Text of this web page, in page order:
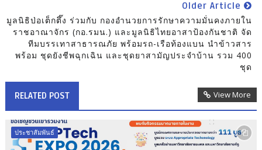
Older Article
มูลนิธิป่อเต็กตึ๊ง ร่วมกับ กองอำนวยการรักษาความมั่นคงภายใน
ราชอาณาจักร (กอ.รมน.) และมูลนิธิไทยอาสาป้องกันชาติ จัด
ทีมบรรเทาสาธารณภัย พร้อมรถ-เรือท้องแบน นำข้าวสาร
พร้อม ชุดยังชีพฉุกเฉิน และชุดยาสามัญประจำบ้าน รวม 400
ชุด
RELATED POST View More
ประชาสัมพันธ์